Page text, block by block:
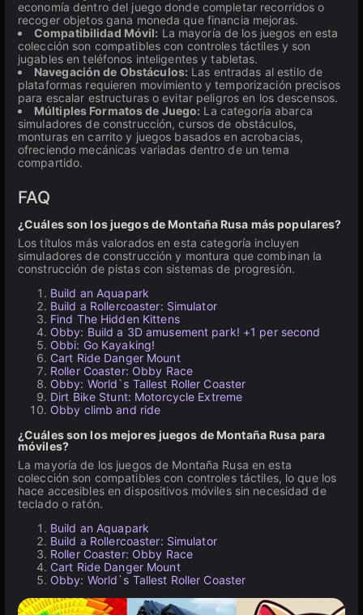
economía dentro del juego donde completar recorridos o
recoger objetos gana moneda que financia mejoras.
Compatibilidad Móvil: La mayoría de los juegos en esta
colección son compatibles con controles táctiles y son
jugables en teléfonos inteligentes y tabletas.
Navegación de Obstáculos: Las entradas al estilo de
plataformas requieren movimiento y temporización precisos
para escalar estructuras o evitar peligros en los descensos.
Múltiples Formatos de Juego: La categoría abarca
simuladores de construcción, cursos de obstáculos,
monturas en carrito y juegos basados en acrobacias,
ofreciendo mecánicas variadas dentro de un tema
compartido.
FAQ
¿Cuáles son los juegos de Montaña Rusa más populares?
Los títulos más valorados en esta categoría incluyen
simuladores de construcción y montura que combinan la
construcción de pistas con sistemas de progresión.
Build an Aquapark
Build a Rollercoaster: Simulator
Find The Hidden Kittens
Obby: Build a 3D amusement park! +1 per second
Obbi: Go Kayaking!
Cart Ride Danger Mount
Roller Coaster: Obby Race
Obby: World`s Tallest Roller Coaster
Dirt Bike Stunt: Motorcycle Extreme
Obby climb and ride
¿Cuáles son los mejores juegos de Montaña Rusa para
móviles?
La mayoría de los juegos de Montaña Rusa en esta
colección son compatibles con controles táctiles, lo que los
hace accesibles en dispositivos móviles sin necesidad de
teclado o ratón.
Build an Aquapark
Build a Rollercoaster: Simulator
Roller Coaster: Obby Race
Cart Ride Danger Mount
Obby: World`s Tallest Roller Coaster